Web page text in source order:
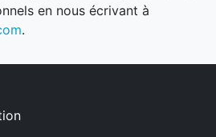
en nous écrivant à
.